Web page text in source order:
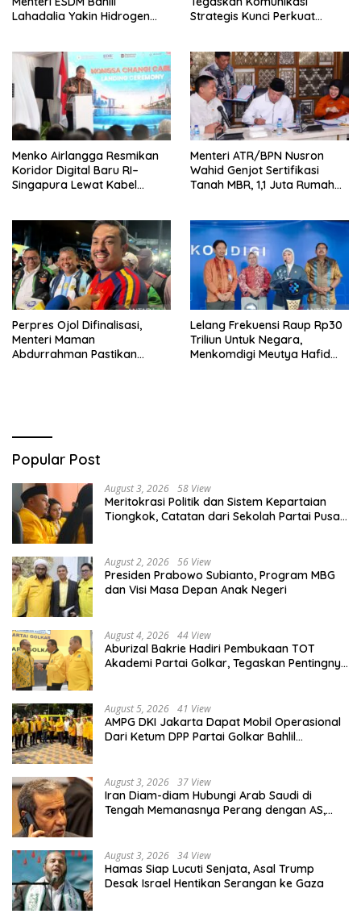
Lahadalia Yakin Hidrogen
Strategis Kunci Perkuat
Menko Airlangga Resmikan
Koridor Digital Baru RI–
Singapura Lewat Kabel
Menteri ATR/BPN Nusron
Wahid Genjot Sertifikasi
Tanah MBR, 1,1 Juta Rumah
Perpres Ojol Difinalisasi,
Menteri Maman
Abdurrahman Pastikan
Lelang Frekuensi Raup Rp30
Triliun Untuk Negara,
Menkomdigi Meutya Hafid
Popular Post
August 3, 2026 58 View
Meritokrasi Politik dan Sistem Kepartaian
Tiongkok, Catatan dari Sekolah Partai Pusat
August 2, 2026 56 View
Presiden Prabowo Subianto, Program MBG
dan Visi Masa Depan Anak Negeri
August 4, 2026 44 View
Aburizal Bakrie Hadiri Pembukaan TOT
Akademi Partai Golkar, Tegaskan Pentingnya
August 5, 2026 41 View
AMPG DKI Jakarta Dapat Mobil Operasional
Dari Ketum DPP Partai Golkar Bahlil
August 3, 2026 37 View
Iran Diam-diam Hubungi Arab Saudi di
Tengah Memanasnya Perang dengan AS,
August 3, 2026 34 View
Hamas Siap Lucuti Senjata, Asal Trump
Desak Israel Hentikan Serangan ke Gaza